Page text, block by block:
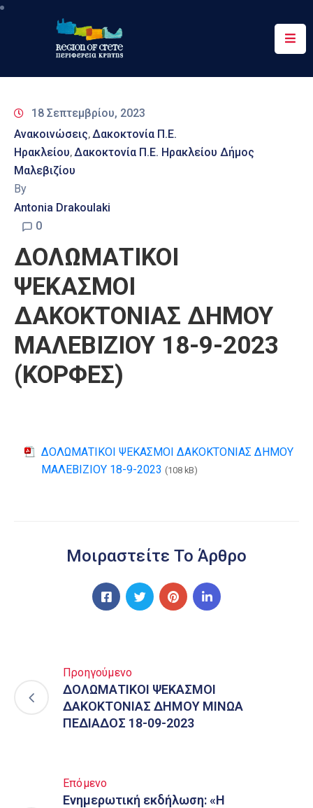
Περιφέρεια
&
Δράσεις
Ψηφιακές
Υπηρεσίες
18 Σεπτεμβρίου, 2023
Ανακοινώσεις‚Δακοκτονία Π.Ε.
Ηρακλείου‚Δακοκτονία Π.Ε. Ηρακλείου Δήμος
Μαλεβιζίου
By
Antonia Drakoulaki
0
ΔΟΛΩΜΑΤΙΚΟΙ
ΨΕΚΑΣΜΟΙ
ΔΑΚΟΚΤΟΝΙΑΣ ΔΗΜΟΥ
ΜΑΛΕΒΙΖΙΟΥ 18-9-2023
(ΚΟΡΦΕΣ)
ΔΟΛΩΜΑΤΙΚΟΙ ΨΕΚΑΣΜΟΙ ΔΑΚΟΚΤΟΝΙΑΣ ΔΗΜΟΥ
ΜΑΛΕΒΙΖΙΟΥ 18-9-2023 (108 kB)
Μοιραστείτε Το Άρθρο
Προηγούμενο
ΔΟΛΩΜΑΤΙΚΟΙ ΨΕΚΑΣΜΟΙ
ΔΑΚΟΚΤΟΝΙΑΣ ΔΗΜΟΥ ΜΙΝΩΑ
ΠΕΔΙΑΔΟΣ 18-09-2023
Επόμενο
Ενημερωτική εκδήλωση: «Η